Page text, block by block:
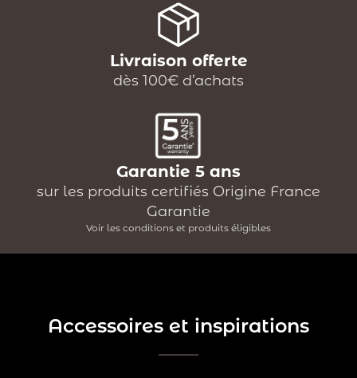
Livraison offerte
dès 100€ d’achats
Garantie 5 ans
sur les produits certifiés Origine France
Garantie
Voir les conditions et produits éligibles
Accessoires et inspirations